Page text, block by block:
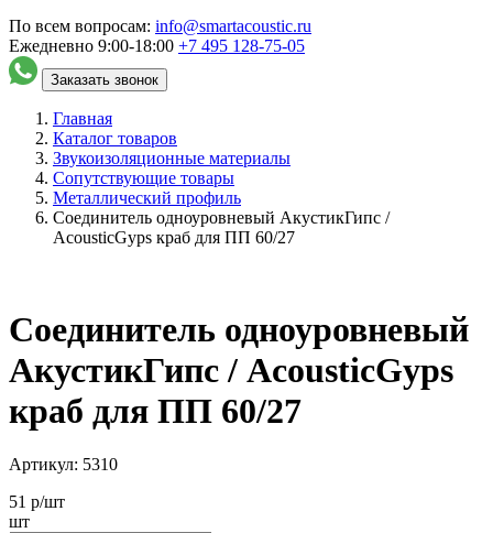
По всем вопросам: info@smartacoustic.ru
Ежедневно 9:00-18:00 +7 495 128-75-05
Заказать звонок
Главная
Каталог товаров
Звукоизоляционные материалы
Сопутствующие товары
Металлический профиль
Соединитель одноуровневый АкустикГипс /
AcousticGyps краб для ПП 60/27
Соединитель одноуровневый
АкустикГипс / AcousticGyps
краб для ПП 60/27
Артикул: 5310
51 р/шт
шт